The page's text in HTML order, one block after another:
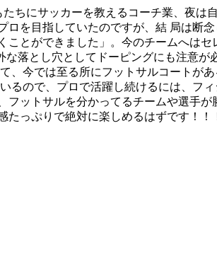
ちにサッカーを教えるコーチ業、夜は
を目指していたのですが、結 局は断
とができました」。今のチームへは
落とし穴としてドーピングにも注意が
、今では至る所にフットサルコートが
るので、プロで活躍し続けるには、フ
ットサルを分かってるチームや選手
っぷりで絶対に楽しめるはずです！